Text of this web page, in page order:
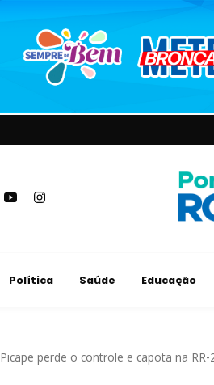
Política Saúde Educação
Picape perde o controle e capota na